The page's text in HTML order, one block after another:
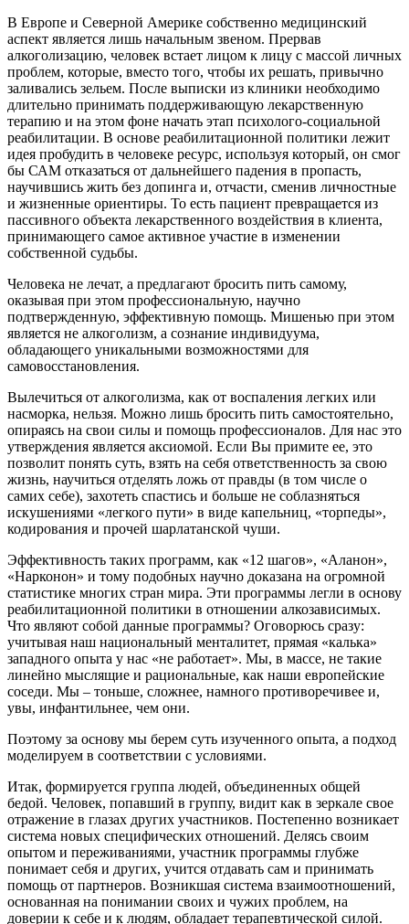
В Европе и Северной Америке собственно медицинский
аспект является лишь начальным звеном. Прервав
алкоголизацию, человек встает лицом к лицу с массой личных
проблем, которые, вместо того, чтобы их решать, привычно
заливались зельем. После выписки из клиники необходимо
длительно принимать поддерживающую лекарственную
терапию и на этом фоне начать этап психолого-социальной
реабилитации. В основе реабилитационной политики лежит
идея пробудить в человеке ресурс, используя который, он смог
бы САМ отказаться от дальнейшего падения в пропасть,
научившись жить без допинга и, отчасти, сменив личностные
и жизненные ориентиры. То есть пациент превращается из
пассивного объекта лекарственного воздействия в клиента,
принимающего самое активное участие в изменении
собственной судьбы.
Человека не лечат, а предлагают бросить пить самому,
оказывая при этом профессиональную, научно
подтвержденную, эффективную помощь. Мишенью при этом
является не алкоголизм, а сознание индивидуума,
обладающего уникальными возможностями для
самовосстановления.
Вылечиться от алкоголизма, как от воспаления легких или
насморка, нельзя. Можно лишь бросить пить самостоятельно,
опираясь на свои силы и помощь профессионалов. Для нас это
утверждения является аксиомой. Если Вы примите ее, это
позволит понять суть, взять на себя ответственность за свою
жизнь, научиться отделять ложь от правды (в том числе о
самих себе), захотеть спастись и больше не соблазняться
искушениями «легкого пути» в виде капельниц, «торпеды»,
кодирования и прочей шарлатанской чуши.
Эффективность таких программ, как «12 шагов», «Аланон»,
«Нарконон» и тому подобных научно доказана на огромной
статистике многих стран мира. Эти программы легли в основу
реабилитационной политики в отношении алкозависимых.
Что являют собой данные программы? Оговорюсь сразу:
учитывая наш национальный менталитет, прямая «калька»
западного опыта у нас «не работает». Мы, в массе, не такие
линейно мыслящие и рациональные, как наши европейские
соседи. Мы – тоньше, сложнее, намного противоречивее и,
увы, инфантильнее, чем они.
Поэтому за основу мы берем суть изученного опыта, а подход
моделируем в соответствии с условиями.
Итак, формируется группа людей, объединенных общей
бедой. Человек, попавший в группу, видит как в зеркале свое
отражение в глазах других участников. Постепенно возникает
система новых специфических отношений. Делясь своим
опытом и переживаниями, участник программы глубже
понимает себя и других, учится отдавать сам и принимать
помощь от партнеров. Возникшая система взаимоотношений,
основанная на понимании своих и чужих проблем, на
доверии к себе и к людям, обладает терапевтической силой.